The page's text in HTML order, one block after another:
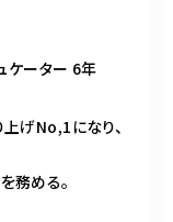
ケーター 6年
げNo,1になり、
務める。